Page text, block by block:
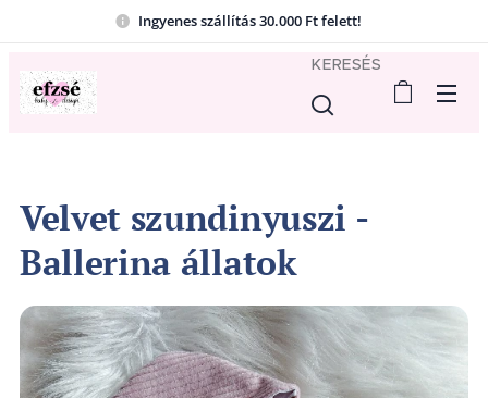
Ingyenes szállítás 30.000 Ft felett!
KERESÉS
Velvet szundinyuszi -
Ballerina állatok